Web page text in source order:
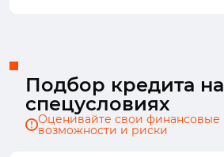
Подбор кредита на
спецусловиях
Оценивайте свои финансовые
возможности и риски